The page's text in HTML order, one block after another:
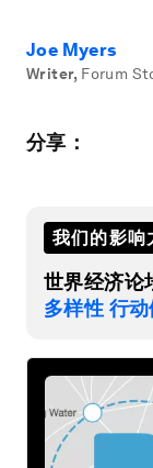
Joe Myers
Writer, Forum
分享：
我们的影响
世界经济论
多样性 行